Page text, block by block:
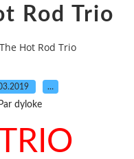
Rod Trio
The Hot Rod Trio
…
dyloke